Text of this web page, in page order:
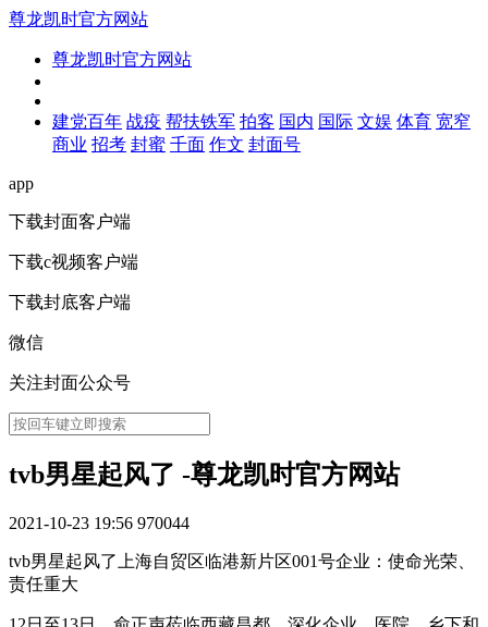
尊龙凯时官方网站
尊龙凯时官方网站
建党百年 战疫 帮扶铁军 拍客 国内 国际 文娱 体育 宽窄
商业 招考 封蜜 千面 作文 封面号
app
下载封面客户端
下载c视频客户端
下载封底客户端
微信
关注封面公众号
tvb男星起风了 -尊龙凯时官方网站
2021-10-23 19:56 970044
tvb男星起风了上海自贸区临港新片区001号企业：使命光荣、
责任重大